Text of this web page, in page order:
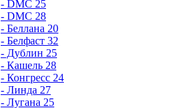
- DMC 25
- DMC 28
- Беллана 20
- Белфаст 32
- Дублин 25
- Кашель 28
- Конгресс 24
- Линда 27
- Лугана 25